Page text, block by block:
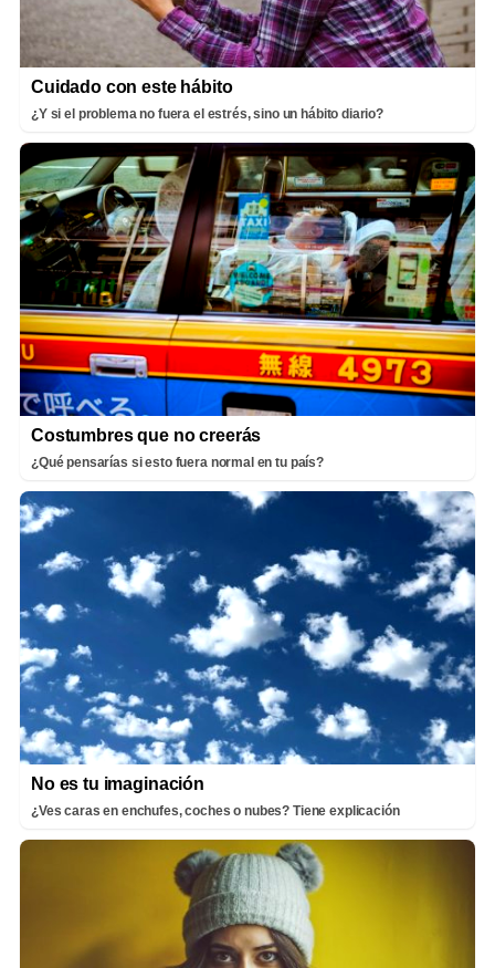
Cuidado con este hábito
¿Y si el problema no fuera el estrés, sino un hábito diario?
Costumbres que no creerás
¿Qué pensarías si esto fuera normal en tu país?
No es tu imaginación
¿Ves caras en enchufes, coches o nubes? Tiene explicación